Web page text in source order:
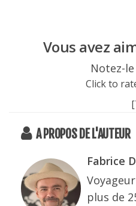
Vous avez
Notez-
Click to
A PROPOS DE L'AUTEUR
Fabrice
plus de